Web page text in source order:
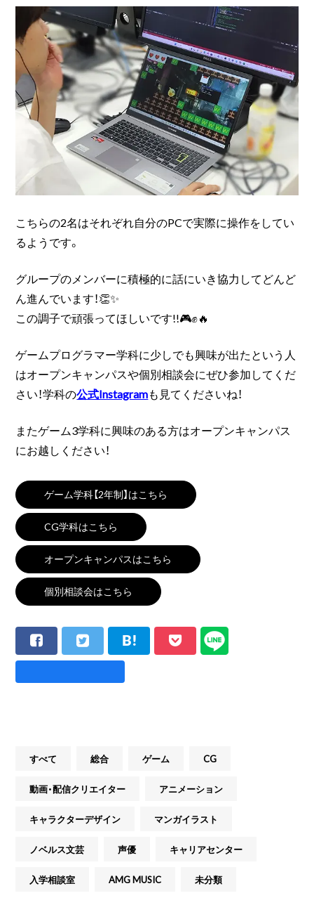
こちらの2名はそれぞれ自分のPCで実際に操作をしてい
るようです。
グループのメンバーに積極的に話にいき協力してどんど
ん進んでいます！👏✨️
この調子で頑張ってほしいです!!🎮✊🔥
ゲームプログラマー学科に少しでも興味が出たという人
はオープンキャンパスや個別相談会にぜひ参加してくだ
さい！学科の公式Instagramも見てくださいね！
またゲーム3学科に興味のある方はオープンキャンパス
にお越しください！
ゲーム学科【2年制】はこちら
CG学科はこちら
オープンキャンパスはこちら
個別相談会はこちら
すべて 総合 ゲーム CG
動画・配信クリエイター アニメーション
キャラクターデザイン マンガイラスト
ノベルス文芸 声優 キャリアセンター
入学相談室 AMG MUSIC 未分類